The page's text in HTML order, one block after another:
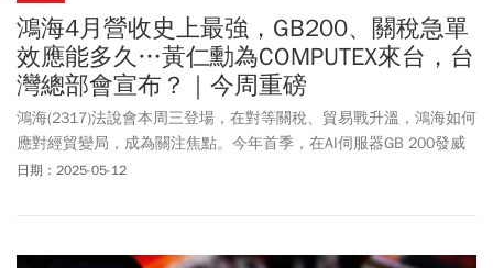
鴻海4月營收史上最強，GB200、關稅急單
效應能多久…黃仁勳為COMPUTEX來台，台
灣總部會宣布？｜今周重磅
鴻海(2317)法說會本周三登場，在對等關稅、貿易戰升溫，鴻海如何
應對經貿變局，成為關注焦點。今年首季，在AI伺服器GB 200發威
下，鴻海繳出最強Q1營收。迎接Q2，不僅有AI熱，還有關稅戰導致
日期：2025-05-12